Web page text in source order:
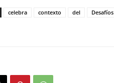
celebra contexto del Desafíos